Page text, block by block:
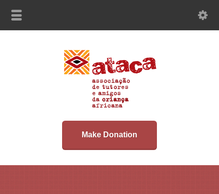
Make Donation